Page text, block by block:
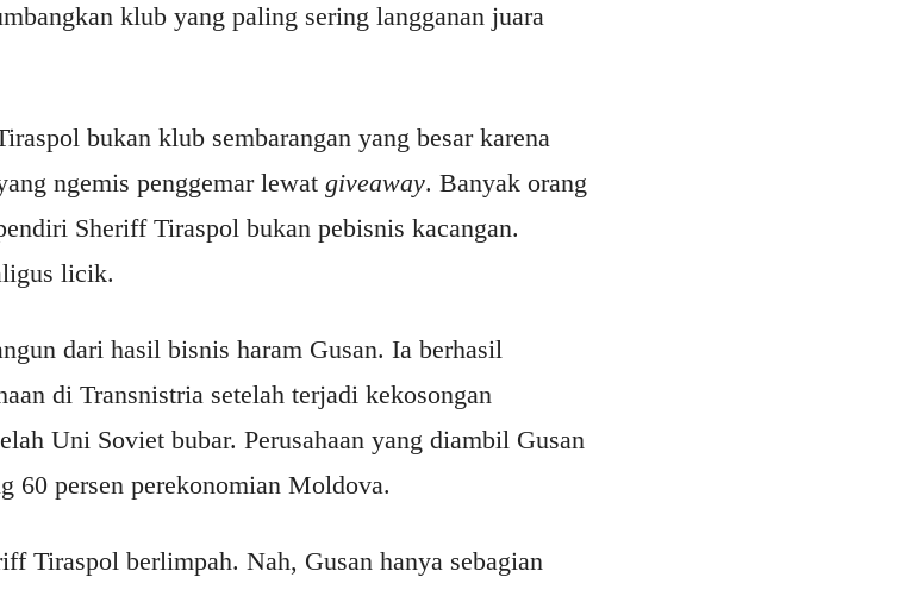
klub yang paling sering langganan juara
bukan klub sembarangan yang besar karena
ngemis penggemar lewat giveaway. Banyak orang
Sheriff Tiraspol bukan pebisnis kacangan.
licik.
dari hasil bisnis haram Gusan. Ia berhasil
di Transnistria setelah terjadi kekosongan
Uni Soviet bubar. Perusahaan yang diambil Gusan
60 persen perekonomian Moldova.
Tiraspol berlimpah. Nah, Gusan hanya sebagian